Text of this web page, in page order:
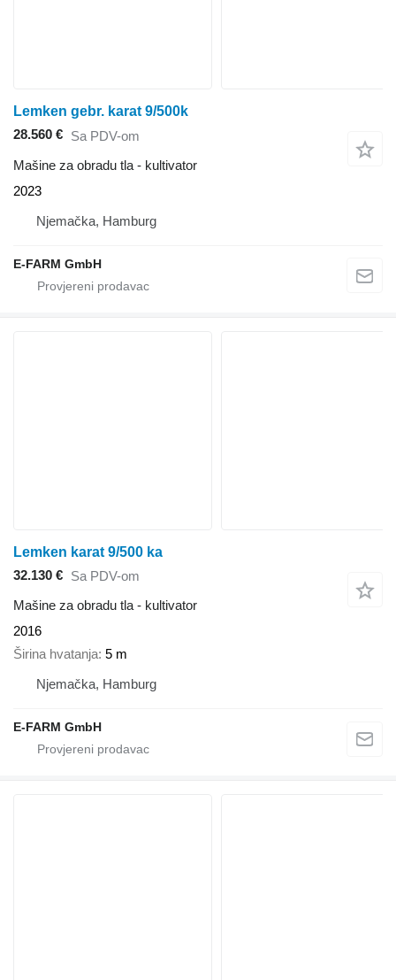
Lemken gebr. karat 9/500k
28.560 € Sa PDV-om
Mašine za obradu tla - kultivator
2023
Njemačka, Hamburg
E-FARM GmbH
Lemken karat 9/500 ka
32.130 € Sa PDV-om
Mašine za obradu tla - kultivator
2016
Širina hvatanja 5 m
Njemačka, Hamburg
E-FARM GmbH